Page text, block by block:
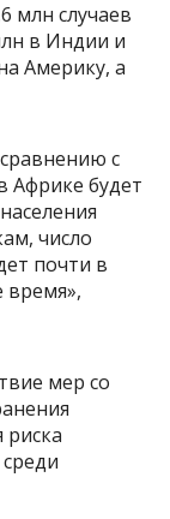
млн случаев
в Индии и
Америку, а
с
Африке будет
число
почти в
время»,
мер со
риска